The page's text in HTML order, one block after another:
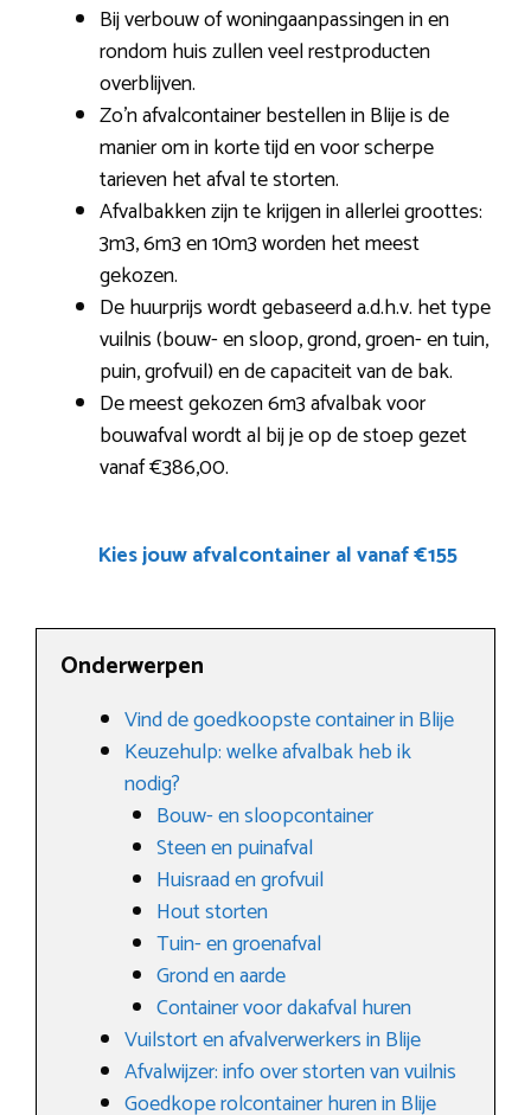
Bij verbouw of woningaanpassingen in en
rondom huis zullen veel restproducten
overblijven.
Zo’n afvalcontainer bestellen in Blije is de
manier om in korte tijd en voor scherpe
tarieven het afval te storten.
Afvalbakken zijn te krijgen in allerlei groottes:
3m3, 6m3 en 10m3 worden het meest
gekozen.
De huurprijs wordt gebaseerd a.d.h.v. het type
vuilnis (bouw- en sloop, grond, groen- en tuin,
puin, grofvuil) en de capaciteit van de bak.
De meest gekozen 6m3 afvalbak voor
bouwafval wordt al bij je op de stoep gezet
vanaf €386,00.
Kies jouw afvalcontainer al vanaf €155
Onderwerpen
Vind de goedkoopste container in Blije
Keuzehulp: welke afvalbak heb ik
nodig?
Bouw- en sloopcontainer
Steen en puinafval
Huisraad en grofvuil
Hout storten
Tuin- en groenafval
Grond en aarde
Container voor dakafval huren
Vuilstort en afvalverwerkers in Blije
Afvalwijzer: info over storten van vuilnis
Goedkope rolcontainer huren in Blije